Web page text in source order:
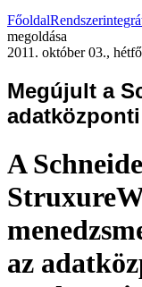
Főoldal
megoldása
2011. október 03., hétfő
Megújult a
A
az